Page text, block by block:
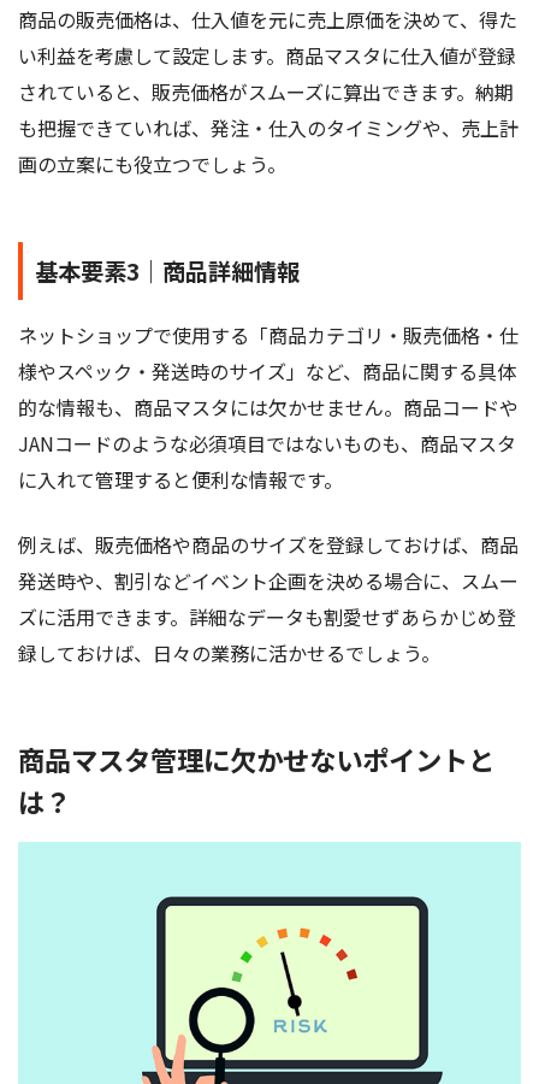
商品の販売価格は、仕入値を元に売上原価を決めて、得た
い利益を考慮して設定します。商品マスタに仕入値が登録
されていると、販売価格がスムーズに算出できます。納期
も把握できていれば、発注・仕入のタイミングや、売上計
画の立案にも役立つでしょう。
基本要素3｜商品詳細情報
ネットショップで使用する「商品カテゴリ・販売価格・仕
様やスペック・発送時のサイズ」など、商品に関する具体
的な情報も、商品マスタには欠かせません。商品コードや
JANコードのような必須項目ではないものも、商品マスタ
に入れて管理すると便利な情報です。
例えば、販売価格や商品のサイズを登録しておけば、商品
発送時や、割引などイベント企画を決める場合に、スムー
ズに活用できます。詳細なデータも割愛せずあらかじめ登
録しておけば、日々の業務に活かせるでしょう。
商品マスタ管理に欠かせないポイントと
は？